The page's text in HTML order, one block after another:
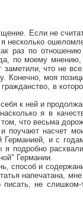
Если не
несколько
раз по отношению
по моему
заметили, что не
Конечно, моя
в
к ней и
я в
что весьма
поучают насчет
Германией, и с
я подробно
Германии.
способ и
напечатана,
не слишком-